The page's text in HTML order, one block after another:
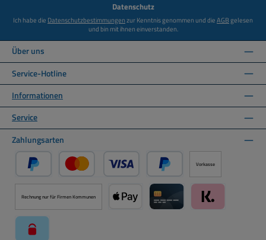
Datenschutz
Ich habe die Datenschutzbestimmungenzur Kenntnis genommen und dieAGBgelesen
und bin mit ihnen einverstanden.
Über uns
Service-Hotline
Informationen
Service
Zahlungsarten
PayPal Kredit- oder Debitkarte über PayPal
Später Bezahlen über PayPal
Vorkasse
Rechnung nur für Firmen Kommunen